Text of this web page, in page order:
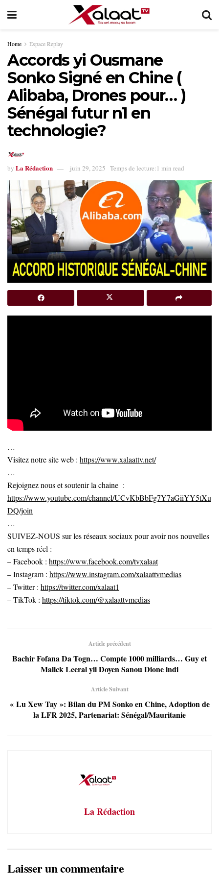
Home Espace Replay
Accords yi Ousmane
Sonko Signé en Chine (
Alibaba, Drones pour… )
Sénégal futur n1 en
technologie?
by La Rédaction juin 29, 2025 Temps de lecture:1 min read
…
Visitez notre site web : https://www.xalaattv.net/
…
Rejoignez nous et soutenir la chaine :
https://www.youtube.com/channel/UCvKbBbFg7Y7aGiiYY5tXu
DQ/join
…
SUIVEZ-NOUS sur les réseaux sociaux pour avoir nos nouvelles
en temps réel :
– Facebook : https://www.facebook.com/tvxalaat
– Instagram : https://www.instagram.com/xalaattvmedias
– Twitter : https://twitter.com/xalaat1
– TikTok : https://tiktok.com/@xalaattvmedias
Article précédent
Bachir Fofana Da Togn… Compte 1000 milliards… Guy et
Malick Leeral yii Doyen Sanou Dione indi
Article Suivant
« Lu Xew Tay »: Bilan du PM Sonko en Chine, Adoption de
la LFR 2025, Partenariat: Sénégal/Mauritanie
La Rédaction
Laisser un commentaire